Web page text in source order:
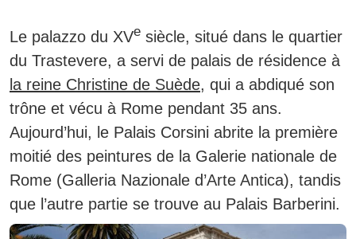
Le palazzo du XVe siècle, situé dans le quartier
du Trastevere, a servi de palais de résidence à
la reine Christine de Suède, qui a abdiqué son
trône et vécu à Rome pendant 35 ans.
Aujourd’hui, le Palais Corsini abrite la première
moitié des peintures de la Galerie nationale de
Rome (Galleria Nazionale d’Arte Antica), tandis
que l’autre partie se trouve au Palais Barberini.